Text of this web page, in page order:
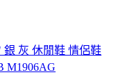
銀 灰 休閒鞋 情侶鞋
M1906AG